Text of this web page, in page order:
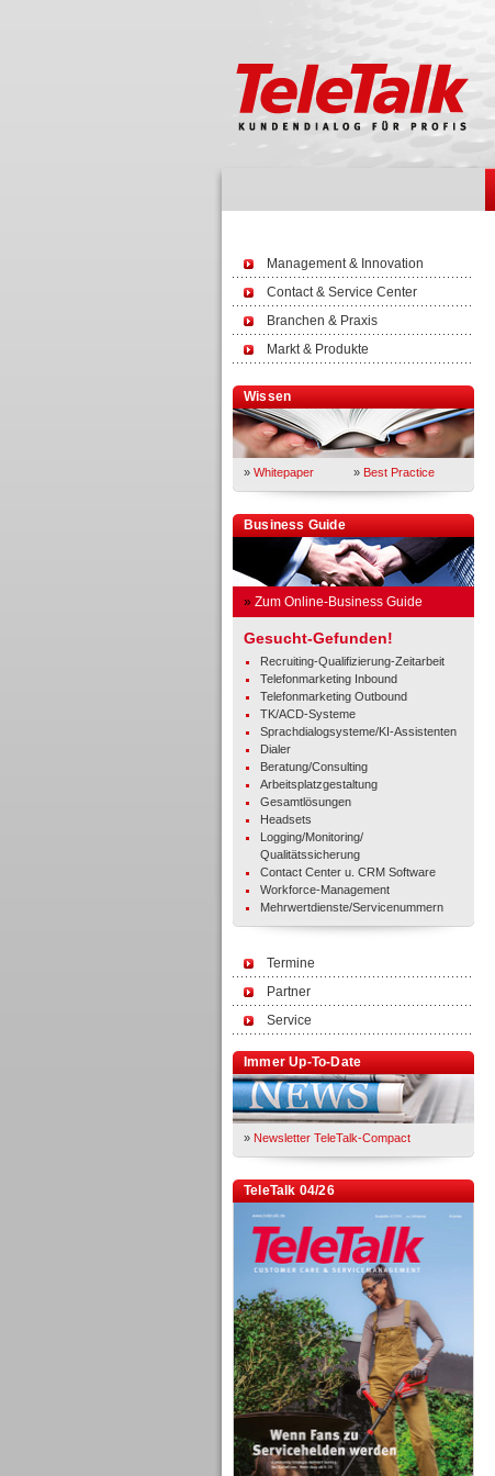
Management & Innovation
Contact & Service Center
Branchen & Praxis
Markt & Produkte
Wissen
» Whitepaper » Best Practice
Business Guide
» Zum Online-Business Guide
Gesucht-Gefunden!
Recruiting-Qualifizierung-Zeitarbeit
Telefonmarketing Inbound
Telefonmarketing Outbound
TK/ACD-Systeme
Sprachdialogsysteme/KI-Assistenten
Dialer
Beratung/Consulting
Arbeitsplatzgestaltung
Gesamtlösungen
Headsets
Logging/Monitoring/
Qualitätssicherung
Contact Center u. CRM Software
Workforce-Management
Mehrwertdienste/Servicenummern
Termine
Partner
Service
Immer Up-To-Date
» Newsletter TeleTalk-Compact
TeleTalk 04/26